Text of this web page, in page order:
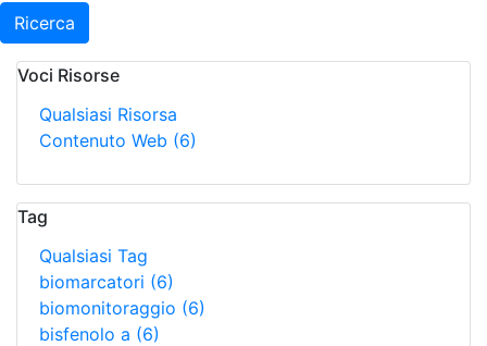
Ricerca
Voci Risorse
Qualsiasi Risorsa
Contenuto Web (6)
Tag
Qualsiasi Tag
biomarcatori (6)
biomonitoraggio (6)
bisfenolo a (6)